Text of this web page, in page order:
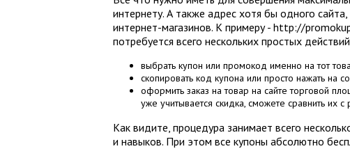
интернету. А также адрес хотя бы одного
интернет-магазинов. К примеру - http://
потребуется всего нескольких простых
выбрать купон или промокод именно на тот
скопировать код купона или просто нажать на
оформить заказ на товар на сайте торговой
уже учитывается скидка, сможете сравнить их
Как видите, процедура занимает всего
и навыков. При этом все купоны абсолютно